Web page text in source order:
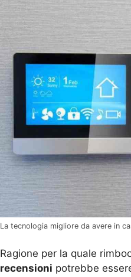
La tecnologia migliore da avere in
Ragione per la quale
recensioni potrebbe